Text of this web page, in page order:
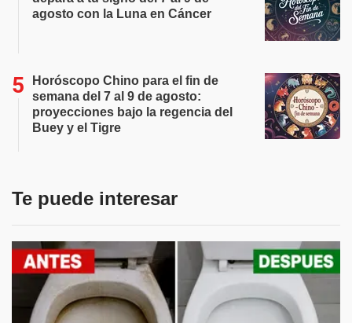
agosto con la Luna en Cáncer
Horóscopo Chino para el fin de
semana del 7 al 9 de agosto:
proyecciones bajo la regencia del
Buey y el Tigre
Te puede interesar